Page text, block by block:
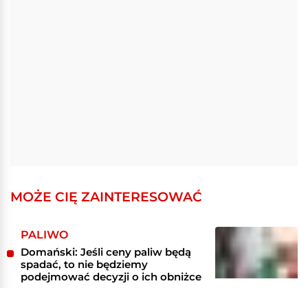
MOŻE CIĘ ZAINTERESOWAĆ
PALIWO
Domański: Jeśli ceny paliw będą
spadać, to nie będziemy
podejmować decyzji o ich obniżce